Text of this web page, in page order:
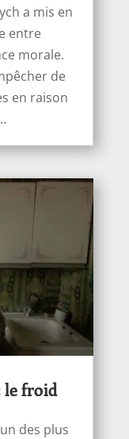
a mis en
entre
morale.
de
en raison
le froid
des plus